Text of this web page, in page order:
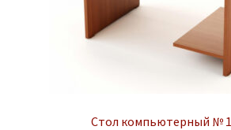
Стол компьютерный №